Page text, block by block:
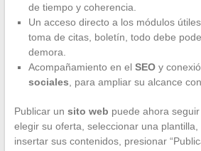
de tiempo y coherencia.
Un acceso directo a los módulos
toma de citas, boletín, todo debe
demora.
Acompañamiento en el SEOy
sociales , para ampliar su alcance
Publicar un sito web puede ahora
elegir su oferta, seleccionar una plantilla,
insertar sus contenidos, presionar